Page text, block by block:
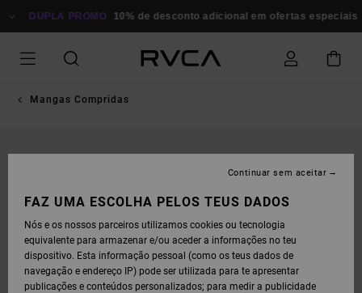
PARA
DUPLA PROMO 10% de desconto adicional em ofertas especiais
Mangas Compridas
FAZ UMA ESCOLHA PELOS TEUS DADOS
Nós e os nossos parceiros utilizamos cookies ou tecnologia
equivalente para armazenar e/ou aceder a informações no teu
dispositivo. Esta informação pessoal (como os teus dados de
navegação e endereço IP) pode ser utilizada para te apresentar
publicações e conteúdos personalizados; para medir a publicidade
Continuar sem aceitar